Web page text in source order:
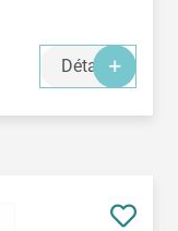
Détails